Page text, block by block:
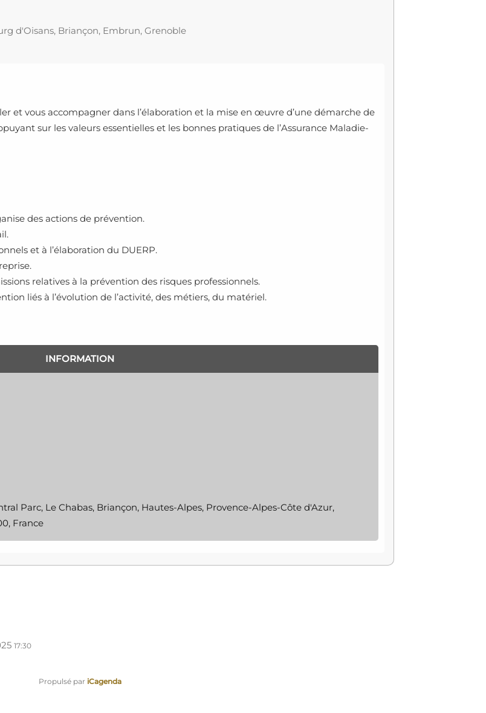
d'Oisans, Briançon, Embrun, Grenoble
et vous accompagner dans l’élaboration et la mise en œuvre d’une démarche de
sur les valeurs essentielles et les bonnes pratiques de l’Assurance Maladie-
des actions de prévention.
et à l’élaboration du DUERP.
relatives à la prévention des risques professionnels.
liés à l’évolution de l’activité, des métiers, du matériel.
INFORMATION
Parc, Le Chabas, Briançon, Hautes-Alpes, Provence-Alpes-Côte d'Azur,
France
17:30
Propulsé par iCagenda